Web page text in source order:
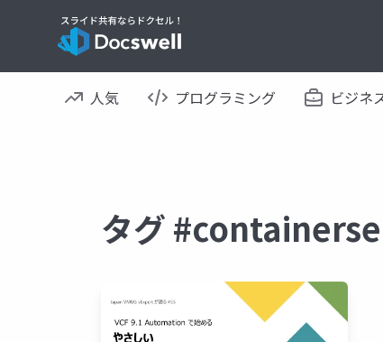
人気 プログラミング ビジネ
タグ